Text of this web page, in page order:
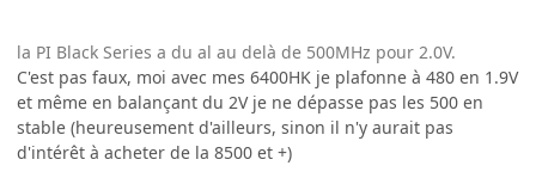
la PI Black Series a du al au delà de 500MHz pour 2.0V.
C'est pas faux, moi avec mes 6400HK je plafonne à 480 en 1.9V
et même en balançant du 2V je ne dépasse pas les 500 en
stable (heureusement d'ailleurs, sinon il n'y aurait pas
d'intérêt à acheter de la 8500 et +)